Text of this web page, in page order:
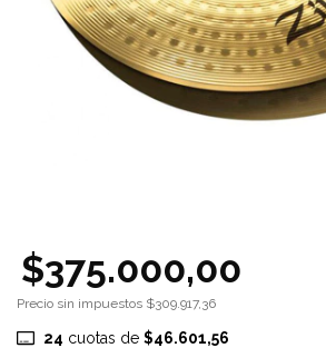
$375.000,00
Precio sin impuestos $309.917,36
24 cuotas de $46.601,56